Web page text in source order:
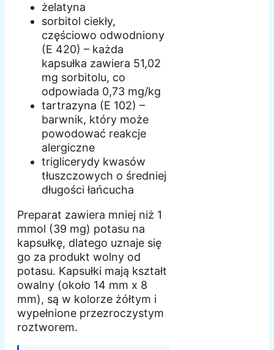
żelatyna
sorbitol ciekły,
częściowo odwodniony
(E 420) – każda
kapsułka zawiera 51,02
mg sorbitolu, co
odpowiada 0,73 mg/kg
tartrazyna (E 102) –
barwnik, który może
powodować reakcje
alergiczne
triglicerydy kwasów
tłuszczowych o średniej
długości łańcucha
Preparat zawiera mniej niż 1
mmol (39 mg) potasu na
kapsułkę, dlatego uznaje się
go za produkt wolny od
potasu. Kapsułki mają kształt
owalny (około 14 mm x 8
mm), są w kolorze żółtym i
wypełnione przezroczystym
roztworem.